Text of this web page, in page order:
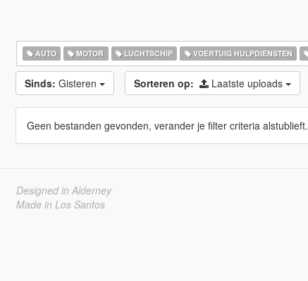
AUTO MOTOR LUCHTSCHIP VOERTUIG HULPDIENSTEN
Sinds: Gisteren Sorteren op: Laatste uploads
Geen bestanden gevonden, verander je filter criteria alstublieft.
Designed in Alderney
Made in Los Santos